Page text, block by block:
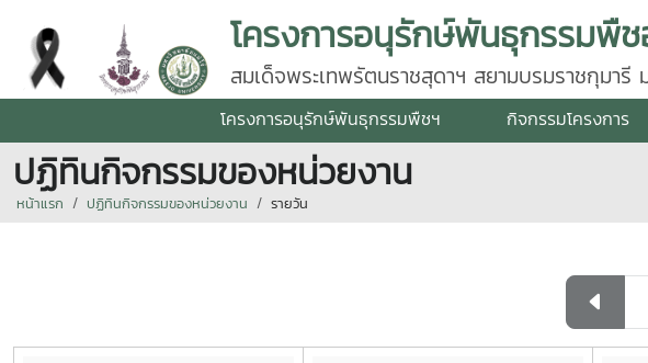
โครงการอนุรักษ์พันธุกรรมพืช
สมเด็จพระเทพรัตนราชสุดาฯ สยามบรมราชกุมารี
โครงการอนุรักษ์พันธุกรรมพืชฯ กิจกรรมโครงการ
ปฏิทินกิจกรรมของหน่วยงาน
หน้าแรก ปฏิทินกิจกรรมของหน่วยงาน รายวัน